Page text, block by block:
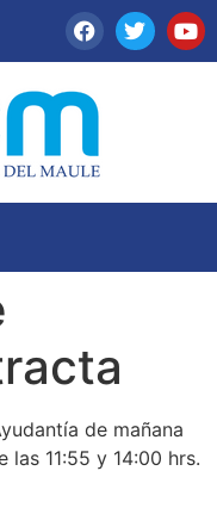
de mañana
las 11:55 y 14:00 hrs.